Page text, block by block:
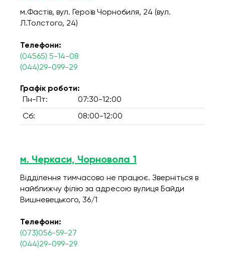
м.Фастів, вул. Героїв Чорнобиля, 24 (вул.
Л.Толстого, 24)
Телефони:
(04565) 5-14-08
(044)29-099-29
Графік роботи:
Пн-Пт:
07:30-12:00
Сб: 08:00-12:00
м. Черкаси, Чорновола 1
Відділення тимчасово не працює. Зверніться в
найближчу філію за адресою вулиця Байди
Вишневецького, 36/1
Телефони:
(073)056-59-27
(044)29-099-29